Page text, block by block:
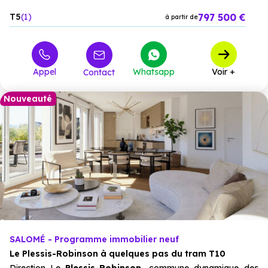
T5 1 à partir de797 500 €
Appel Contact Whatsapp Voir +
Nouveauté
SALOMÉ - Programme immobilier neuf
Le Plessis-Robinson à quelques pas du tram T10